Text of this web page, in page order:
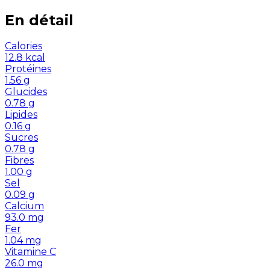
En détail
Calories
12.8 kcal
Protéines
1.56 g
Glucides
0.78 g
Lipides
0.16 g
Sucres
0.78 g
Fibres
1.00 g
Sel
0.09 g
Calcium
93.0 mg
Fer
1.04 mg
Vitamine C
26.0 mg